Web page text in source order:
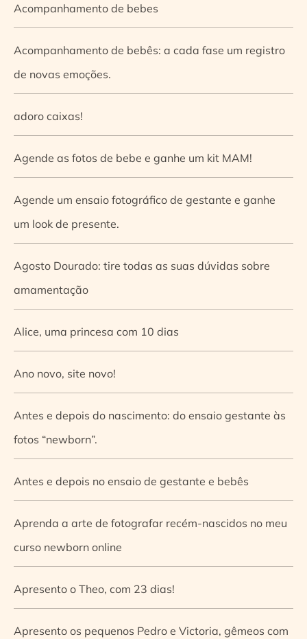
Acompanhamento de bebes
Acompanhamento de bebês: a cada fase um registro
de novas emoções.
adoro caixas!
Agende as fotos de bebe e ganhe um kit MAM!
Agende um ensaio fotográfico de gestante e ganhe
um look de presente.
Agosto Dourado: tire todas as suas dúvidas sobre
amamentação
Alice, uma princesa com 10 dias
Ano novo, site novo!
Antes e depois do nascimento: do ensaio gestante às
fotos “newborn”.
Antes e depois no ensaio de gestante e bebês
Aprenda a arte de fotografar recém-nascidos no meu
curso newborn online
Apresento o Theo, com 23 dias!
Apresento os pequenos Pedro e Victoria, gêmeos com